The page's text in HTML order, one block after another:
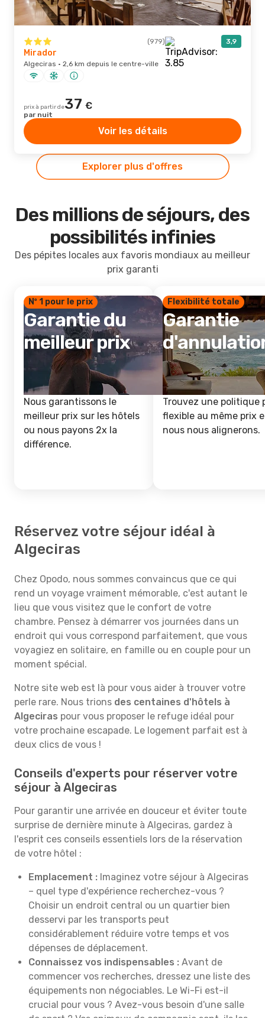
(979) 3,9
Mirador
Algeciras · 2,6 km depuis le centre-ville
prix à partir de37 €
par nuit
Voir les détails
Explorer plus d'offres
Des millions de séjours, des
possibilités infinies
Des pépites locales aux favoris mondiaux au meilleur
prix garanti
Nº 1 pour le prix
Garantie du
meilleur prix
Nous garantissons le
meilleur prix sur les hôtels
ou nous payons 2x la
différence.
Flexibilité totale
Garantie
Trouvez une politique
flexible au même prix
nous nous alignerons.
Réservez votre séjour idéal à
Algeciras
Chez Opodo, nous sommes convaincus que ce qui
rend un voyage vraiment mémorable, c'est autant le
lieu que vous visitez que le confort de votre
chambre. Pensez à démarrer vos journées dans un
endroit qui vous correspond parfaitement, que vous
voyagiez en solitaire, en famille ou en couple pour un
moment spécial.
Notre site web est là pour vous aider à trouver votre
perle rare. Nous trions des centaines d'hôtels à
Algeciras pour vous proposer le refuge idéal pour
votre prochaine escapade. Le logement parfait est à
deux clics de vous !
Conseils d'experts pour réserver votre
séjour à Algeciras
Pour garantir une arrivée en douceur et éviter toute
surprise de dernière minute à Algeciras, gardez à
l'esprit ces conseils essentiels lors de la réservation
de votre hôtel :
Emplacement : Imaginez votre séjour à Algeciras
– quel type d'expérience recherchez-vous ?
Choisir un endroit central ou un quartier bien
desservi par les transports peut
considérablement réduire votre temps et vos
dépenses de déplacement.
Connaissez vos indispensables : Avant de
commencer vos recherches, dressez une liste des
équipements non négociables. Le Wi-Fi est-il
crucial pour vous ? Avez-vous besoin d'une salle